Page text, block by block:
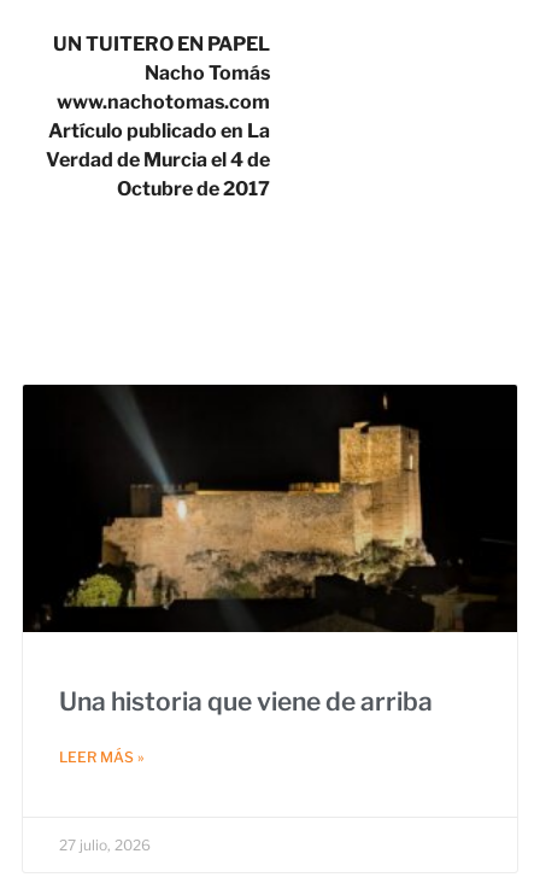
UN TUITERO EN PAPEL
Nacho Tomás
www.nachotomas.com
Artículo publicado en La
Verdad de Murcia el 4 de
Octubre de 2017
Una historia que viene de arriba
LEER MÁS »
27 julio, 2026